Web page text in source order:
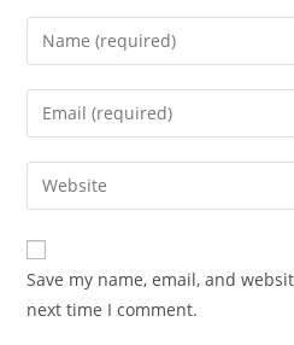
Enter
your
name
comment
Enter
your
email
address
comment
Enter
your
website
URL
(optional)
Save my name, email, and
next time I comment.